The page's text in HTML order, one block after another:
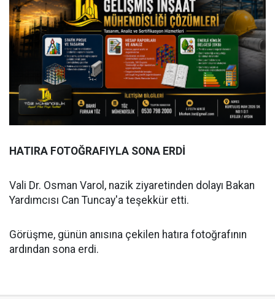
HATIRA FOTOĞRAFIYLA SONA ERDİ
Vali Dr. Osman Varol, nazik ziyaretinden dolayı Bakan
Yardımcısı Can Tuncay'a teşekkür etti.
Görüşme, günün anısına çekilen hatıra fotoğrafının
ardından sona erdi.